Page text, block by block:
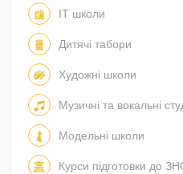
IT школи
Дитячі табори
Художні школи
Музичні та вокальні
Модельні школи
Курси підготовки до